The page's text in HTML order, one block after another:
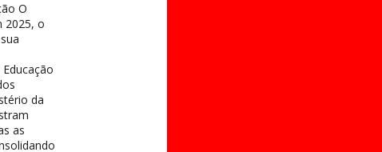
O
2025, o
da
as